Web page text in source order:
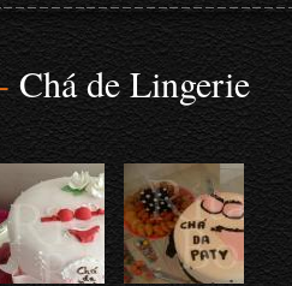
Chá de Lingerie